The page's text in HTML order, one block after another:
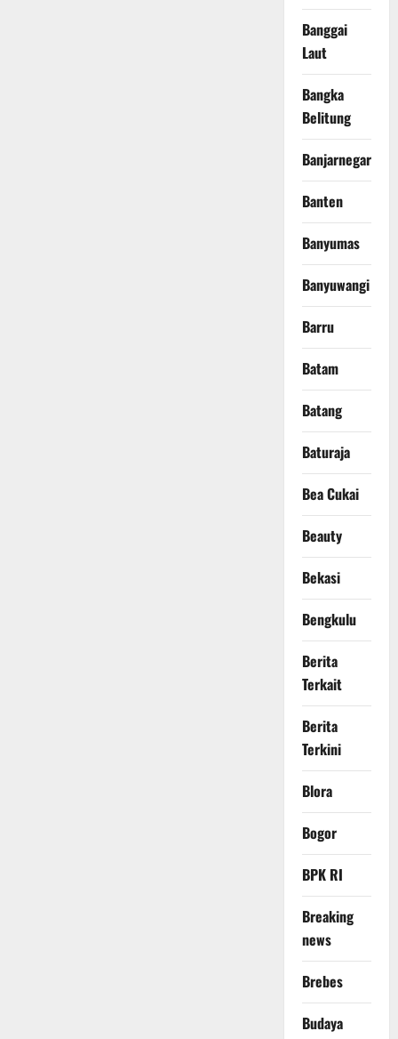
Banggai
Laut
Bangka
Belitung
Banjarnegara
Banten
Banyumas
Banyuwangi
Barru
Batam
Batang
Baturaja
Bea Cukai
Beauty
Bekasi
Bengkulu
Berita
Terkait
Berita
Terkini
Blora
Bogor
BPK RI
Breaking
news
Brebes
Budaya